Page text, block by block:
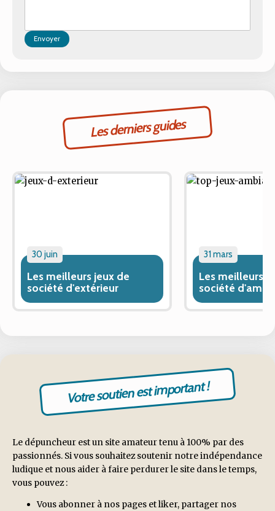
Envoyer
Les derniers guides
30 juin
Les meilleurs jeux de
société d'extérieur
31 mars
Les meilleurs
société
Votre soutien est important !
Le dépuncheur est un site amateur tenu à 100% par des
passionnés. Si vous souhaitez soutenir notre indépendance
ludique et nous aider à faire perdurer le site dans le temps,
vous pouvez :
Vous abonner à nos pages et liker, partager nos